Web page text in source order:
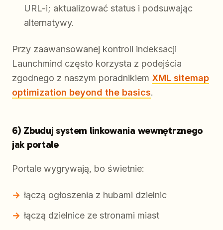
URL-i; aktualizować status i podsuwając
alternatywy.
Przy zaawansowanej kontroli indeksacji
Launchmind często korzysta z podejścia
zgodnego z naszym poradnikiem XML sitemap
optimization beyond the basics.
6) Zbuduj system linkowania wewnętrznego
jak portale
Portale wygrywają, bo świetnie:
łączą ogłoszenia z hubami dzielnic
łączą dzielnice ze stronami miast